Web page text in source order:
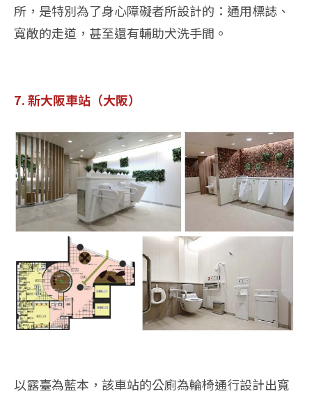
所，是特別為了身心障礙者所設計的：通用標誌、
寬敞的走道，甚至還有輔助犬洗手間。
7. 新大阪車站（大阪）
以露臺為藍本，該車站的公廁為輪椅通行設計出寬